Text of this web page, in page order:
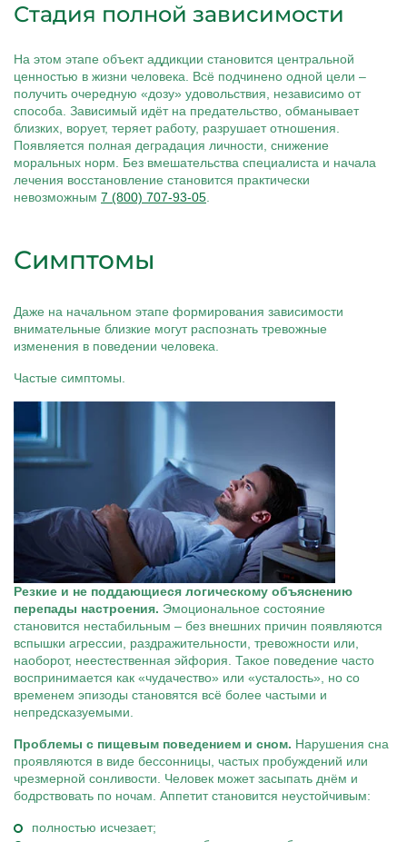
Стадия полной зависимости
На этом этапе объект аддикции становится центральной
ценностью в жизни человека. Всё подчинено одной цели –
получить очередную «дозу» удовольствия, независимо от
способа. Зависимый идёт на предательство, обманывает
близких, ворует, теряет работу, разрушает отношения.
Появляется полная деградация личности, снижение
моральных норм. Без вмешательства специалиста и начала
лечения восстановление становится практически
невозможным 7 (800) 707-93-05
Симптомы
Даже на начальном этапе формирования зависимости
внимательные близкие могут распознать тревожные
изменения в поведении человека.
Частые симптомы.
Резкие и не поддающиеся логическому объяснению
перепады настроения. Эмоциональное состояние
становится нестабильным – без внешних причин появляются
вспышки агрессии, раздражительности, тревожности или,
наоборот, неестественная эйфория. Такое поведение часто
воспринимается как «чудачество» или «усталость», но со
временем эпизоды становятся всё более частыми и
непредсказуемыми.
Проблемы с пищевым поведением и сном. Нарушения сна
проявляются в виде бессонницы, частых пробуждений или
чрезмерной сонливости. Человек может засыпать днём и
бодрствовать по ночам. Аппетит становится неустойчивым:
полностью исчезает;